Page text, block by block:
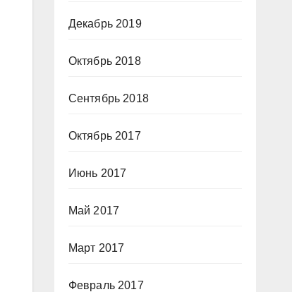
Декабрь 2019
Октябрь 2018
Сентябрь 2018
Октябрь 2017
Июнь 2017
Май 2017
Март 2017
Февраль 2017